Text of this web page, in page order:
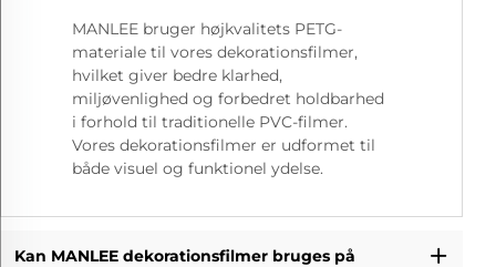
MANLEE bruger højkvalitets PETG-
materiale til vores dekorationsfilmer,
hvilket giver bedre klarhed,
miljøvenlighed og forbedret holdbarhed
i forhold til traditionelle PVC-filmer.
Vores dekorationsfilmer er udformet til
både visuel og funktionel ydelse.
Kan MANLEE dekorationsfilmer bruges på